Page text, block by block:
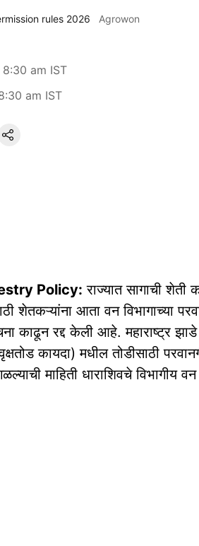
rules 2026 Agrowon
am IST
am IST
Policy: राज्यात सागाची शेती
शेतकऱ्यांना आता वन विभागाच्या
काढून रद्द केली आहे. महाराष्ट्र झाडे
कायदा) मधील तोडीसाठी
माहिती धाराशिवचे विभागीय